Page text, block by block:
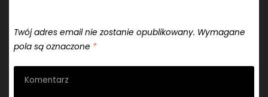
Twój adres email nie zostanie opublikowany. Wymagane
pola są oznaczone *